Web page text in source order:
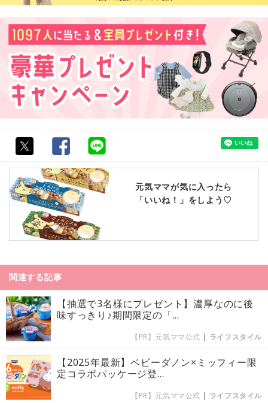
元気ママが気に入ったら
「いいね！」をしよう♡
関連する記事
【抽選で3名様にプレゼント】濃厚なのに後
味すっきり♪期間限定の「...
【PR】元気ママ公式 | ライフスタイル
【2025年最新】ベビーダノン×ミッフィー限
定コラボパッケージ登...
【PR】元気ママ公式 | ライフスタイル